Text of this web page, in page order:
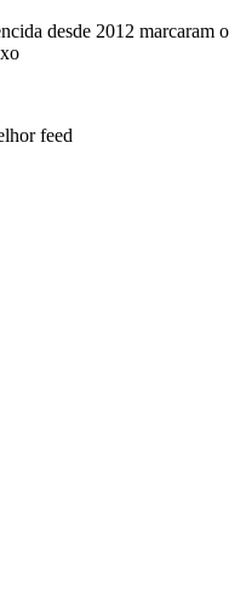
desde 2012 marcaram o
feed